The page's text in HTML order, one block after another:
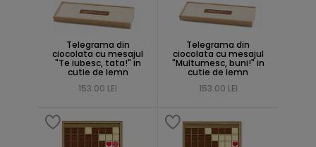
Telegrama din
ciocolata cu mesajul
"Te iubesc, tata!" in
cutie de lemn
153.00 LEI
Telegrama din
ciocolata cu mesajul
"Multumesc, buni!" in
cutie de lemn
153.00 LEI